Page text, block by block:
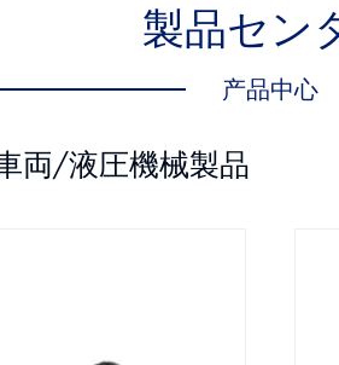
製品セン
产品中心
両/液圧機械製品